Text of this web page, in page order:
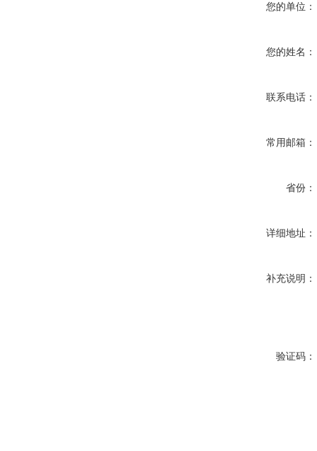
您的单位：
您的姓名：
联系电话：
常用邮箱：
省份：
详细地址：
补充说明：
验证码：